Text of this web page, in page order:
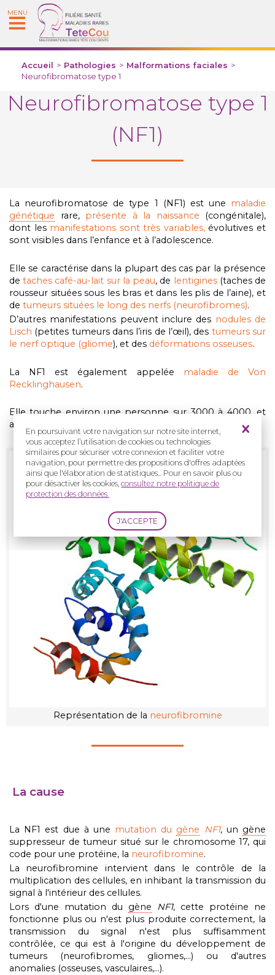
En poursuivant votre navigation sur notre site internet,
vous acceptez l’utilisation de cookies ou technologies
similaires pour sécuriser votre connexion et faciliter votre
navigation, pour permettre des propositions d'offres adaptées
ainsi que l'élaboration de statistiques... Pour en savoir plus ou
pour désactiver les cookies,consultez notre politique de
protection des données.
MENU
Accueil > Pathologies > Malformations faciales >
Neurofibromatose type 1
Neurofibromatose type 1
(NF1)
La neurofibromatose de type 1 (NF1) est une maladie
génétique rare, présente à la naissance
(congénitale),
dont les manifestations sont très variables,évolutives et
sont visibles dans l’enfance et à l’adolescence.
Elle se caractérise dans la plupart des cas par la présence
detaches café-au-lait sur la peau, de lentigines(taches de
rousseur situées sous les bras et dans les plis de l’aine), et
de tumeurs situées le long des nerfs (neurofibromes).
D’autres manifestations peuvent inclure des nodules de
Lisch (petites tumeurs dans l’iris de l’œil), des tumeurs sur
le nerf optique (gliome), et des déformations osseuses.
La NF1 est également appelée maladie de Von
Recklinghausen.
Elle touche environ une personne sur 3000 à 4000, et
autant les femmes que les hommes.
Représentation de la neurofibromine
La cause
La NF1 est due à une mutation du gène NF1, un gène
suppresseur de tumeur situé sur le chromosome 17, qui
code pour une protéine, la neurofibromine.
La neurofibromine intervient dans le contrôle de la
multiplication des cellules, en inhibant la transmission du
signal à l'intérieur des cellules.
Lors d'une mutation du gène NF1, cette protéine ne
fonctionne plus ou n'est plus produite correctement, la
transmission du signal n'est plus suffisamment
contrôlée, ce qui est à l'origine du développement de
tumeurs (neurofibromes, gliomes,...) ou d'autres
anomalies (osseuses, vasculaires,...).